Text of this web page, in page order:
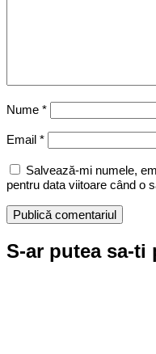
Nume *
Email *
Salvează-mi numele,
pentru data viitoare când o
S-ar putea sa-ti